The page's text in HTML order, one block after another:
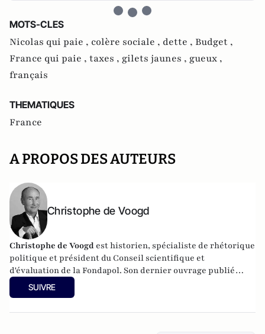
MOTS-CLES
Nicolas qui paie , colère sociale , dette , Budget ,
France qui paie , taxes , gilets jaunes , gueux ,
français
THEMATIQUES
France
A PROPOS DES AUTEURS
Christophe de Voogd
Christophe de Voogd est historien, spécialiste de rhétorique
politique et président du Conseil scientifique et
d'évaluation de la Fondapol. Son dernier ouvrage publié
est
Victoire populiste aux Pays-Bas, spécificité nationale ou
paradigme européen
SUIVRE